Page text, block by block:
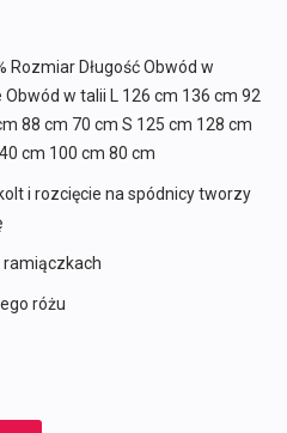
Rozmiar Długość Obwód w
w talii L 126 cm 136 cm 92
88 cm 70 cm S 125 cm 128 cm
cm 100 cm 80 cm
i rozcięcie na spódnicy tworzy
ramiączkach
różu